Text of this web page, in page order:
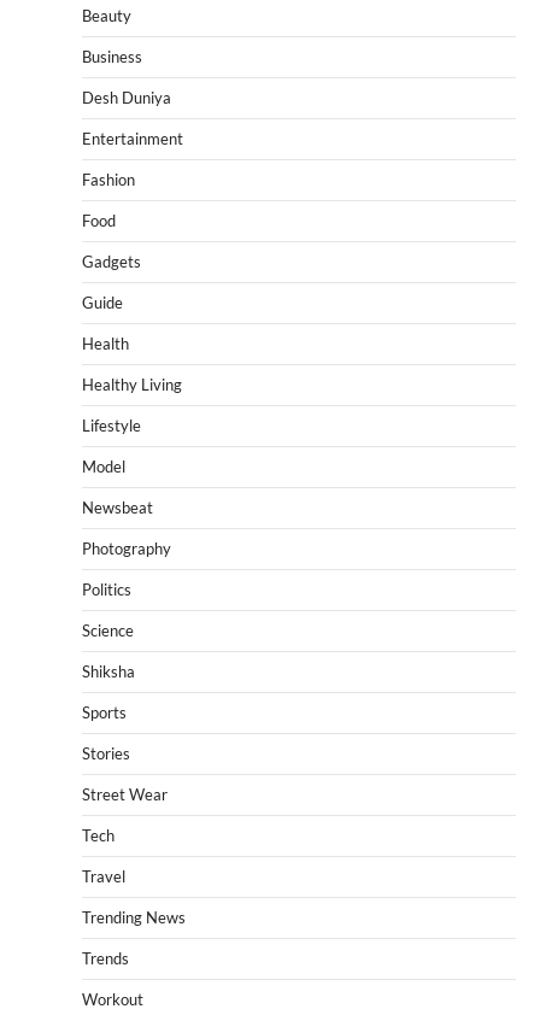
Beauty
Business
Desh Duniya
Entertainment
Fashion
Food
Gadgets
Guide
Health
Healthy Living
Lifestyle
Model
Newsbeat
Photography
Politics
Science
Shiksha
Sports
Stories
Street Wear
Tech
Travel
Trending News
Trends
Workout